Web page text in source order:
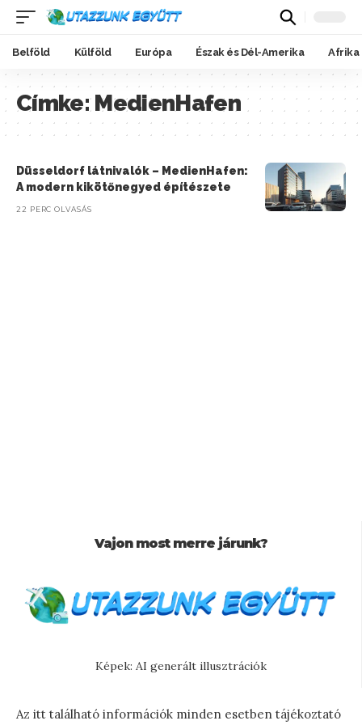
Belföld Külföld Európa Észak és Dél-Amerika Afrika
Címke:MedienHafen
Düsseldorf látnivalók – MedienHafen:
A modern kikötőnegyed építészete
22 PERC OLVASÁS
Vajon most merre járunk?
Képek: AI generált illusztrációk
Az itt található információk minden esetben tájékoztató